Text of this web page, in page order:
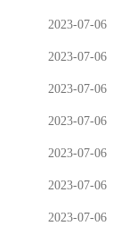
2023-07-06
2023-07-06
2023-07-06
2023-07-06
2023-07-06
2023-07-06
2023-07-06